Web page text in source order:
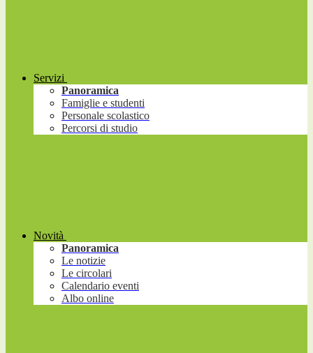
Servizi
Panoramica
Famiglie e studenti
Personale scolastico
Percorsi di studio
Novità
Panoramica
Le notizie
Le circolari
Calendario eventi
Albo online